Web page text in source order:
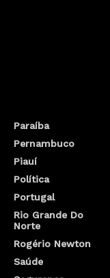
Paraíba
Pernambuco
Piauí
Política
Portugal
Rio Grande Do
Norte
Rogério Newton
Saúde